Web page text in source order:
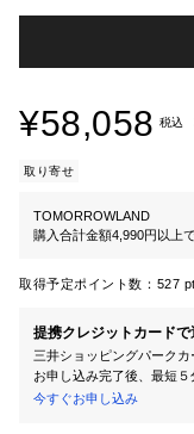
¥58,058 税込
取り寄せ
TOMORROWLAND
購入合計金額4,990円以上
取得予定ポイント数： 527 pt
提携クレジットカード
三井ショッピングパーク
お申し込み完了後、最短５
今すぐお申し込み